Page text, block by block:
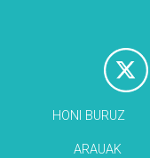
HONI BURUZ
ARAUAK